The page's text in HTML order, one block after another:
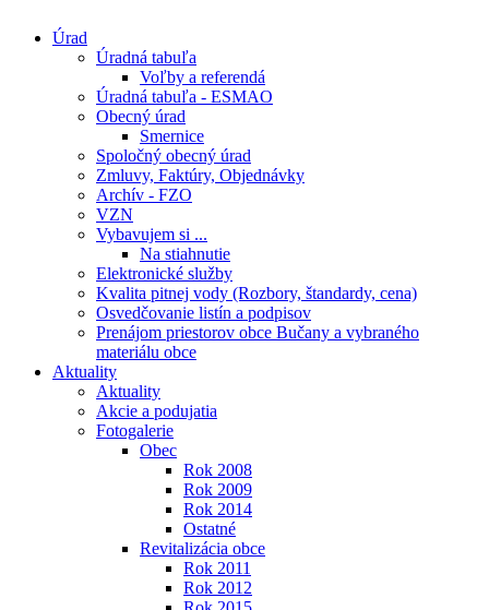
Úrad
Úradná tabuľa
Voľby a referendá
Úradná tabuľa - ESMAO
Obecný úrad
Smernice
Spoločný obecný úrad
Zmluvy, Faktúry, Objednávky
Archív - FZO
VZN
Vybavujem si ...
Na stiahnutie
Elektronické služby
Kvalita pitnej vody (Rozbory, štandardy, cena)
Osvedčovanie listín a podpisov
Prenájom priestorov obce Bučany a vybraného
materiálu obce
Aktuality
Aktuality
Akcie a podujatia
Fotogalerie
Obec
Rok 2008
Rok 2009
Rok 2014
Ostatné
Revitalizácia obce
Rok 2011
Rok 2012